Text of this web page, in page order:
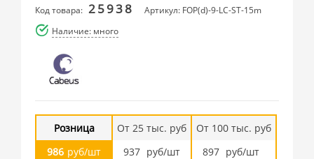
Код товара: 25938
Артикул: FOP(d)-9-LC-ST-15m
Наличие: много
Розница
986 руб/шт
От 25 тыс. руб
937 руб/шт
От 100 тыс. руб
897 руб/шт